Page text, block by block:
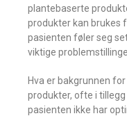
plantebaserte
produkter kan brukes
pasienten føler seg
viktige
Hva er bakgrunnen
produkter, ofte i
pasienten ikke har